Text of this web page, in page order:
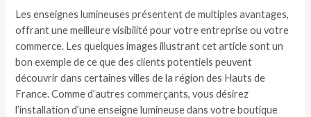
Les enseignes lumineuses présentent de multiples avantages,
offrant une meilleure visibilité pour votre entreprise ou votre
commerce. Les quelques images illustrant cet article sont un
bon exemple de ce que des clients potentiels peuvent
découvrir dans certaines villes de la région des Hauts de
France. Comme d’autres commerçants, vous désirez
l’installation d’une enseigne lumineuse dans votre boutique